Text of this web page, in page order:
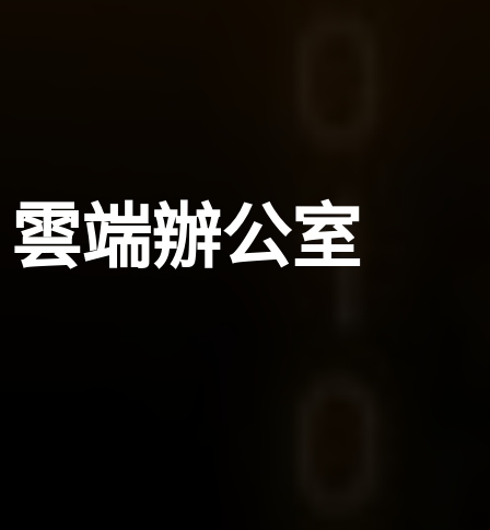
雲端辦公室